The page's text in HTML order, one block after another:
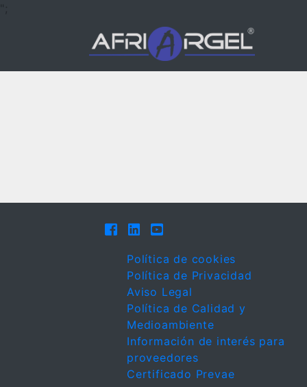
Política de cookies
Política de Privacidad
Aviso Legal
Política de Calidad y
Medioambiente
Información de interés para
proveedores
Certificado Prevae